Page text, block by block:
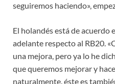
seguiremos haciendo»,
El holandés está de acuerdo
adelante respecto al RB20.
una mejora, pero ya lo he
que queremos mejorar y
naturalmente, éste es